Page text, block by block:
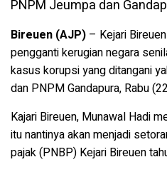
Bireuen (AJP) – Kejari
pengganti kerugian negara
kasus korupsi yang ditangani
dan PNPM Gandapura, Rabu
Kajari Bireuen, Munawal Hadi
itu nantinya akan menjadi
pajak (PNBP) Kejari Bireuen